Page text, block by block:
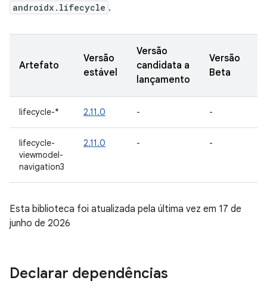
androidx.lifecycle .
Artefato
Versão
estável
Versão
candidata a
lançamento
Versão
Beta
lifecycle-* 2.11.0 - -
lifecycle-
viewmodel-
navigation3
2.11.0 - -
Esta biblioteca foi atualizada pela última vez em 17 de
junho de 2026
Declarar dependências